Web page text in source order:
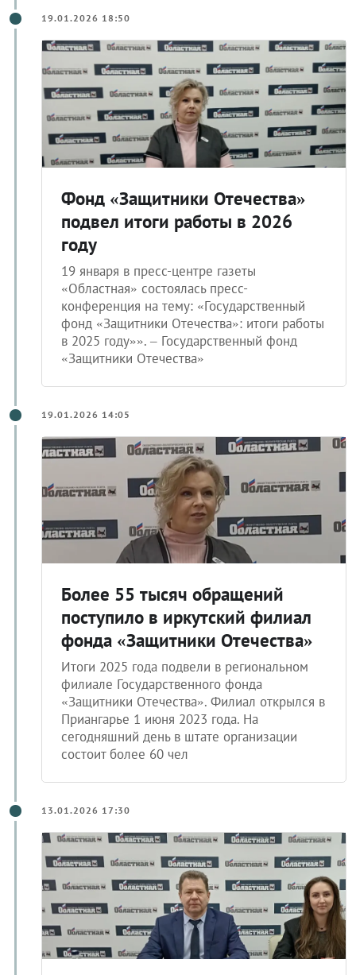
19.01.2026 18:50
Фонд «Защитники Отечества»
подвел итоги работы в 2026
году
19 января в пресс-центре газеты
«Областная» состоялась пресс-
конференция на тему: «Государственный
фонд «Защитники Отечества»: итоги работы
в 2025 году»». – Государственный фонд
«Защитники Отечества»
19.01.2026 14:05
Более 55 тысяч обращений
поступило в иркутский филиал
фонда «Защитники Отечества»
Итоги 2025 года подвели в региональном
филиале Государственного фонда
«Защитники Отечества». Филиал открылся в
Приангарье 1 июня 2023 года. На
сегодняшний день в штате организации
состоит более 60 чел
13.01.2026 17:30